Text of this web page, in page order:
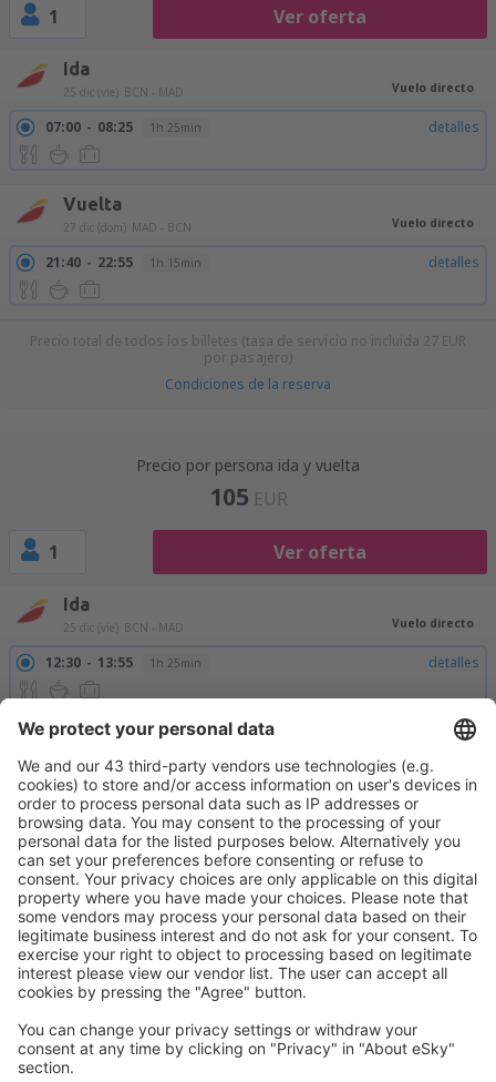
1 Ver oferta
Ida
25 dic (vie) BCN - MAD Vuelo directo
07:00 08:25 1h 25min detalles
Vuelta
27 dic (dom) MAD - BCN Vuelo directo
21:40 22:55 1h 15min detalles
Precio total de todos los billetes (tasa de servicio no incluida 27 EUR
por pasajero)
Condiciones de la reserva
Precio por persona ida y vuelta
105 EUR
1 Ver oferta
Ida
25 dic (vie) BCN - MAD Vuelo directo
12:30 13:55 1h 25min detalles
Vuelta
27 dic (dom) MAD - BCN Vuelo directo
08:25 09:45 1h 20min detalles
Precio total de todos los billetes (tasa de servicio no incluida27 EUR
por pasajero)
Condiciones de la reserva
Precio por persona ida y vuelta
126EUR